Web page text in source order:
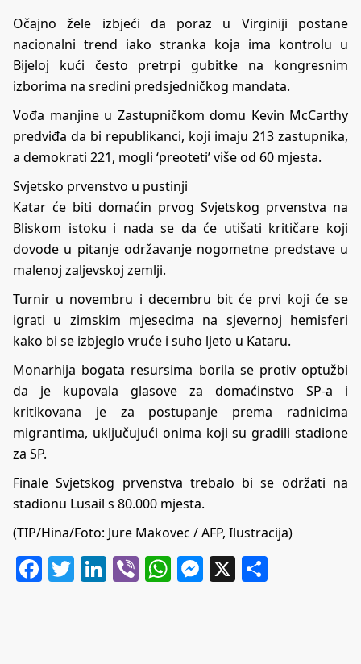
Očajno žele izbjeći da poraz u Virginiji postane
nacionalni trend iako stranka koja ima kontrolu u
Bijeloj kući često pretrpi gubitke na kongresnim
izborima na sredini predsjedničkog mandata.
Vođa manjine u Zastupničkom domu Kevin McCarthy
predviđa da bi republikanci, koji imaju 213 zastupnika,
a demokrati 221, mogli ‘preoteti’ više od 60 mjesta.
Svjetsko prvenstvo u pustinji
Katar će biti domaćin prvog Svjetskog prvenstva na
Bliskom istoku i nada se da će utišati kritičare koji
dovode u pitanje održavanje nogometne predstave u
malenoj zaljevskoj zemlji.
Turnir u novembru i decembru bit će prvi koji će se
igrati u zimskim mjesecima na sjevernoj hemisferi
kako bi se izbjeglo vruće i suho ljeto u Kataru.
Monarhija bogata resursima borila se protiv optužbi
da je kupovala glasove za domaćinstvo SP-a i
kritikovana je za postupanje prema radnicima
migrantima, uključujući onima koji su gradili stadione
za SP.
Finale Svjetskog prvenstva trebalo bi se održati na
stadionu Lusail s 80.000 mjesta.
(TIP/Hina/Foto: Jure Makovec / AFP, Ilustracija)
Facebook
Twitter
LinkedIn
ViberWhatsApp
Messenger
X